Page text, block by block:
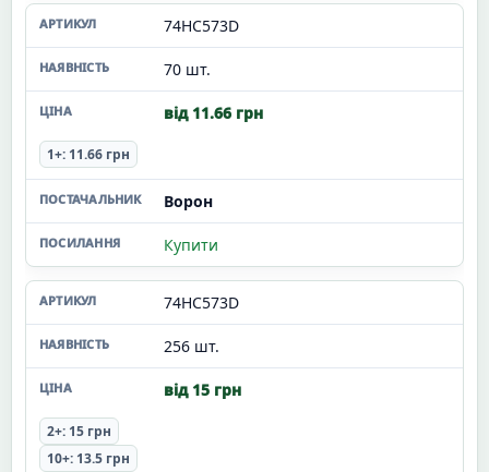
74HC573D
70 шт.
від 11.66 грн
1+: 11.66 грн
Ворон
Купити
74HC573D
256 шт.
від 15 грн
2+: 15 грн
10+: 13.5 грн